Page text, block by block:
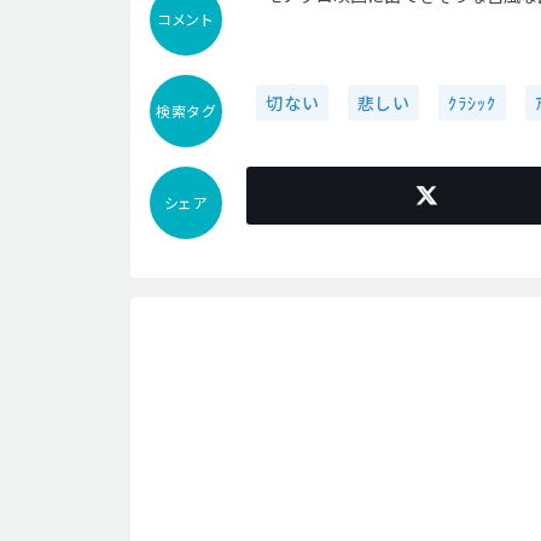
コメント
検索タグ 切ない 悲しい ｸﾗｼｯｸ
シェア